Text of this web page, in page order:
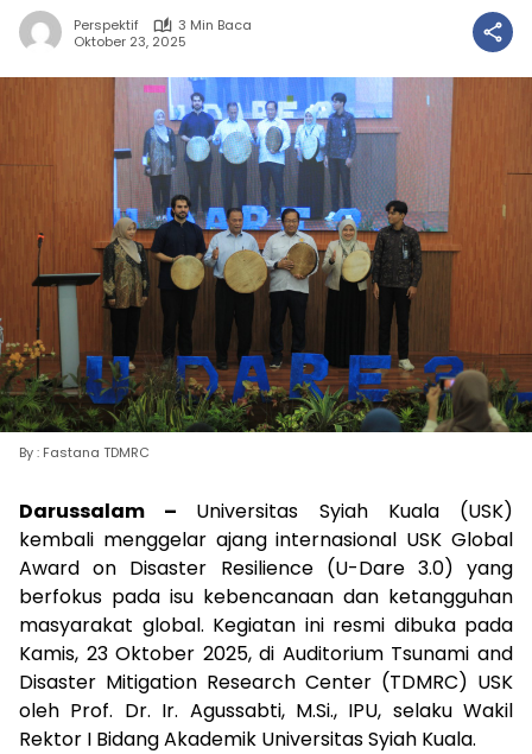
Perspektif
3 Min Baca
Oktober 23, 2025
By : Fastana TDMRC
Darussalam – Universitas Syiah Kuala (USK)
kembali menggelar ajang internasional USK Global
Award on Disaster Resilience (U-Dare 3.0) yang
berfokus pada isu kebencanaan dan ketangguhan
masyarakat global. Kegiatan ini resmi dibuka pada
Kamis, 23 Oktober 2025, di Auditorium Tsunami and
Disaster Mitigation Research Center (TDMRC) USK
oleh Prof. Dr. Ir. Agussabti, M.Si., IPU, selaku Wakil
Rektor I Bidang Akademik Universitas Syiah Kuala.